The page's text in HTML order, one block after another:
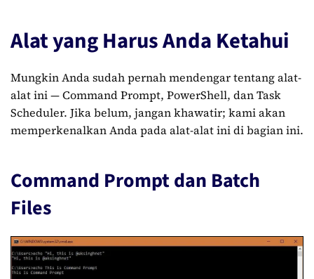
Alat yang Harus Anda Ketahui
Mungkin Anda sudah pernah mendengar tentang alat-
alat ini — Command Prompt, PowerShell, dan Task
Scheduler. Jika belum, jangan khawatir; kami akan
memperkenalkan Anda pada alat-alat ini di bagian ini.
Command Prompt dan Batch
Files